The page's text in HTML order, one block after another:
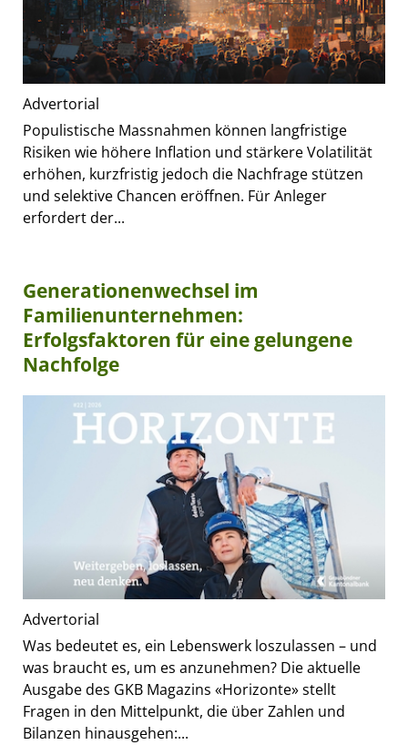
Advertorial
Populistische Massnahmen können langfristige
Risiken wie höhere Inflation und stärkere Volatilität
erhöhen, kurzfristig jedoch die Nachfrage stützen
und selektive Chancen eröffnen. Für Anleger
erfordert der...
Generationenwechsel im
Familienunternehmen:
Erfolgsfaktoren für eine gelungene
Nachfolge
Advertorial
Was bedeutet es, ein Lebenswerk loszulassen – und
was braucht es, um es anzunehmen? Die aktuelle
Ausgabe des GKB Magazins «Horizonte» stellt
Fragen in den Mittelpunkt, die über Zahlen und
Bilanzen hinausgehen:...